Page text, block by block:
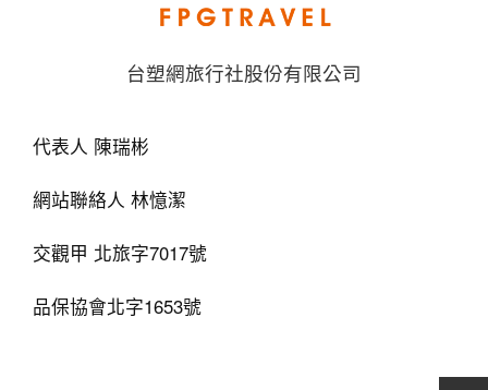
台塑網旅行社股份有限公司
代表人 陳瑞彬
網站聯絡人 林憶潔
交觀甲 北旅字7017號
品保協會北字1653號